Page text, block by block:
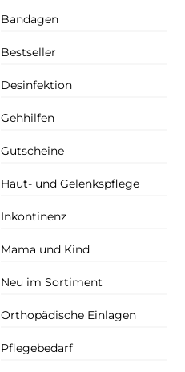
Bandagen
Bestseller
Desinfektion
Gehhilfen
Gutscheine
Haut- und Gelenkspflege
Inkontinenz
Mama und Kind
Neu im Sortiment
Orthopädische Einlagen
Pflegebedarf